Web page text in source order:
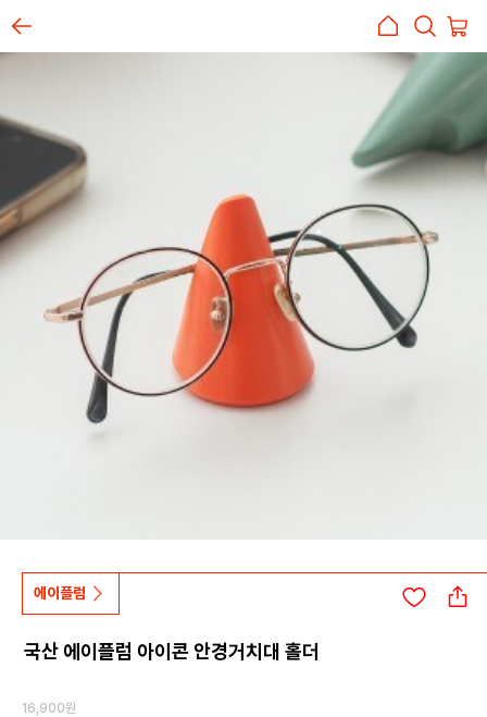
에이플럼
국산 에이플럼 아이콘 안경거치대 홀더
16,900원